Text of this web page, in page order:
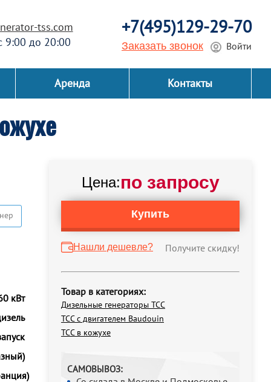
tss.com
9:00 до 20:00
+7(495)129-29-70
Заказать звонок Войти
Аренда Контакты
Цена:по запросу
Купить
Нашли дешевле? Получите скидку!
Товар в категориях:
Дизельные генераторы ТСС
ТСС с двигателем Baudouin
ТСС в кожухе
САМОВЫВОЗ:
кВт